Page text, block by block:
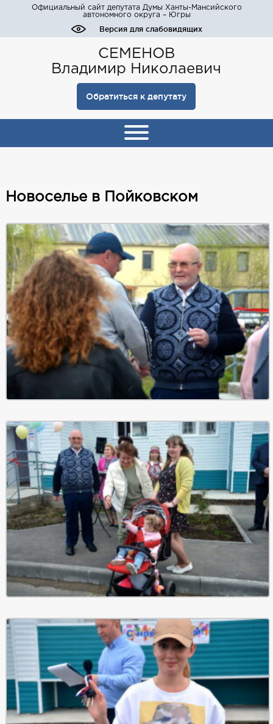
Официальный сайт депутата Думы Ханты-Мансийского
автономного округа – Югры
Версия для слабовидящих
СЕМЕНОВ
Владимир Николаевич
Обратиться к депутату
Новоселье в Пойковском